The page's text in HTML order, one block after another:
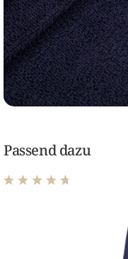
Passend dazu
Durchschnittliche